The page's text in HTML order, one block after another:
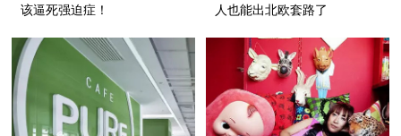
该逼死强迫症！
人也能出北欧套路了